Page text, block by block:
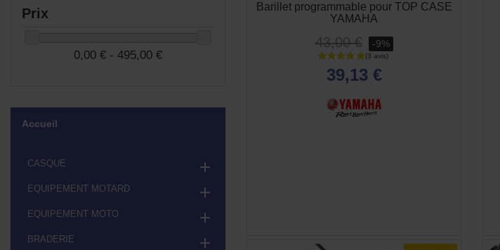
Prix
0,00 € - 495,00 €
Accueil
CASQUE 
EQUIPEMENT MOTARD 
EQUIPEMENT MOTO 
BRADERIE 
Barillet programmable pour TOP CASE
YAMAHA
43,00 € -9%
39,13 €